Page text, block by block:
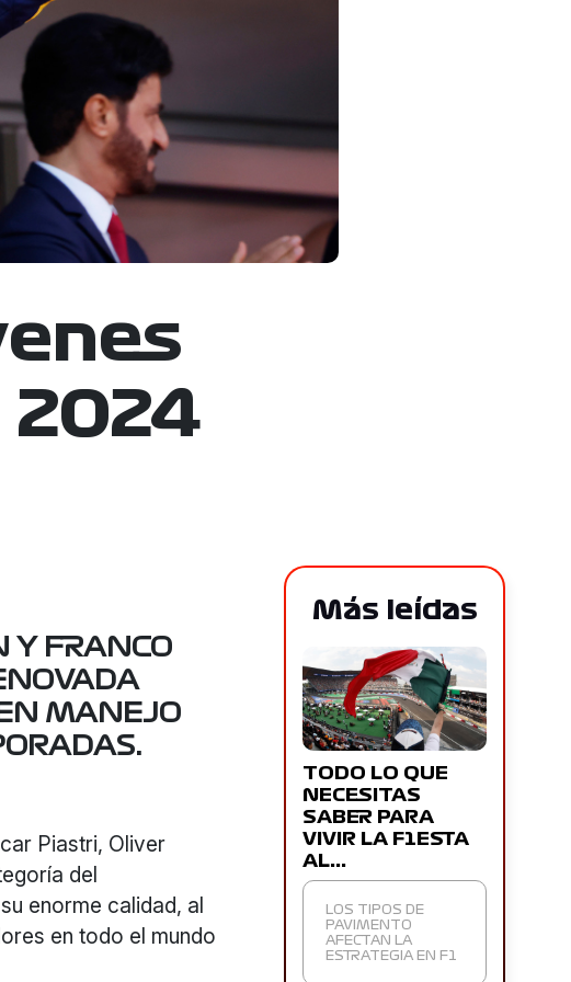
2024
Y FRANCO
MANEJO
Piastri, Oliver
del
enorme calidad, al
en todo el mundo
Más leídas
TODO LO QUE
NECESITAS
SABER PARA
VIVIR LA F1ESTA
AL…
LOS TIPOS DE
PAVIMENTO
AFECTAN LA
ESTRATEGIA EN F1